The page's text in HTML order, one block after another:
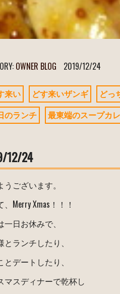
OWNER BLOG 2019/12/24
来い どす来いザンギ どっ
のランチ
最東端のスープカ
12/24
うございます。
、Merry Xmas！！！
一日お休みで、
とランチしたり、
とデートしたり、
マスディナーで乾杯し